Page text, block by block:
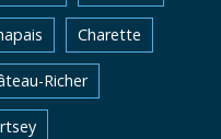
Charette
Richer